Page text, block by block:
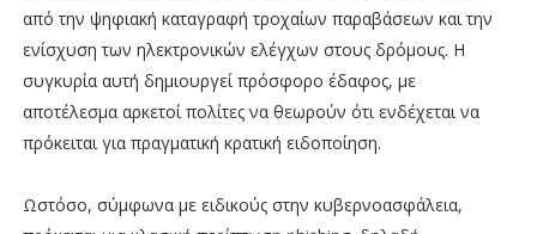
από την ψηφιακή καταγραφή τροχαίων παραβάσεων και την
ενίσχυση των ηλεκτρονικών ελέγχων στους δρόμους. Η
συγκυρία αυτή δημιουργεί πρόσφορο έδαφος, με
αποτέλεσμα αρκετοί πολίτες να θεωρούν ότι ενδέχεται να
πρόκειται για πραγματική κρατική ειδοποίηση.
Ωστόσο, σύμφωνα με ειδικούς στην κυβερνοασφάλεια,